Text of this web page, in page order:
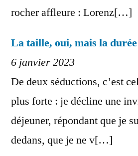
rocher affleure : Lorenz[…]
La taille, oui, mais la
6 janvier 2023
De deux séductions, c’est
plus forte : je décline une
déjeuner, répondant que je
dedans, que je ne v[…]